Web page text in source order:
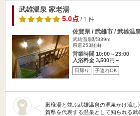
武雄温泉 家老湯
5.0点/ 1 件
佐賀県 / 武雄市 / 武雄温泉
武雄温泉駅839m
県道253経由
営業時間 10:00～23:00
入浴料金 3,500円～
日帰り 子連れOK
殿様湯と並ぶ武雄温泉の源泉かけ流
賀県を代表する温泉として知られる武